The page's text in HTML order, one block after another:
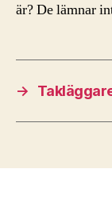
är? De lämnar
→